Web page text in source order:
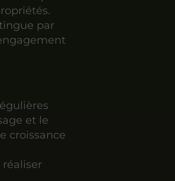
par
et le
croissance
réaliser